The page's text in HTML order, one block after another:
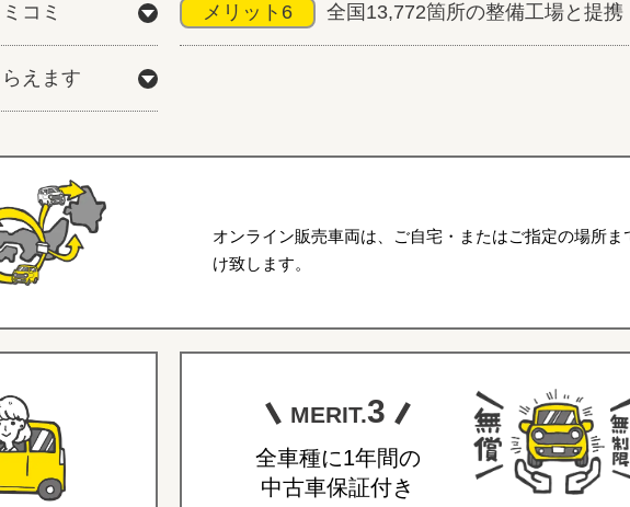
コミ メリット6 全国13,772箇所の整備工場と提携
えます
オンライン販売車両は、ご自宅・またはご指定の場所ま
け致します。
MERIT.3
全車種に1年間の
中古車保証付き